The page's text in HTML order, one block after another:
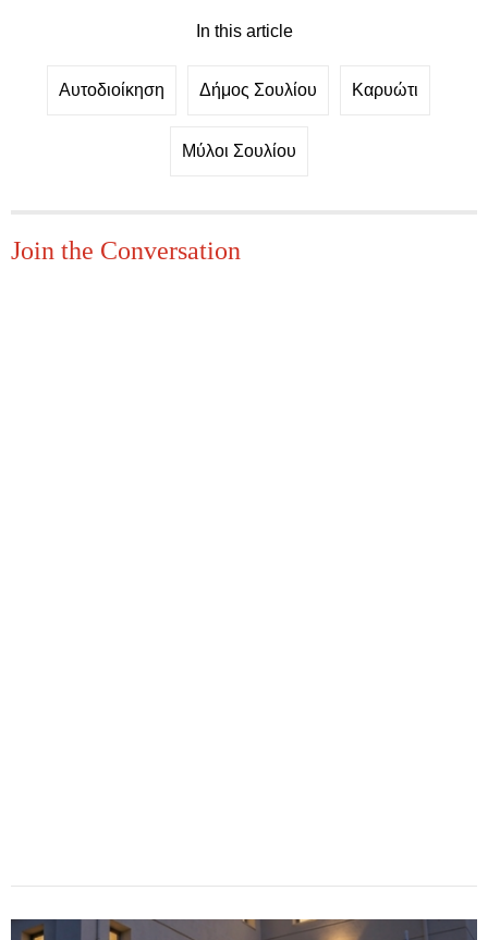
In this article
Αυτοδιοίκηση Δήμος Σουλίου Καρυώτι
Μύλοι Σουλίου
Join the Conversation